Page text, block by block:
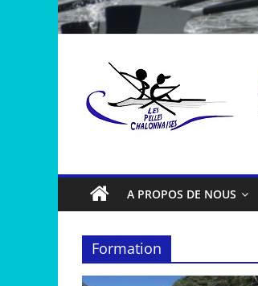
A PROPOS DE NOUS
Formation